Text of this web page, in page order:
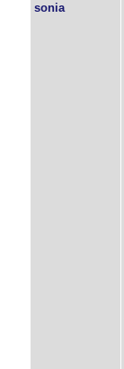
sonia